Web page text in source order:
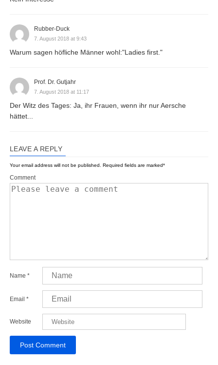
Rubber-Duck
7. August 2018 at 9:43
Warum sagen höfliche Männer wohl:"Ladies first."
Prof. Dr. Gutjahr
7. August 2018 at 11:17
Der Witz des Tages: Ja, ihr Frauen, wenn ihr nur Aersche
hättet...
LEAVE A REPLY
Your email address will not be published. Required fields are marked*
Comment
Name *
Email *
Website